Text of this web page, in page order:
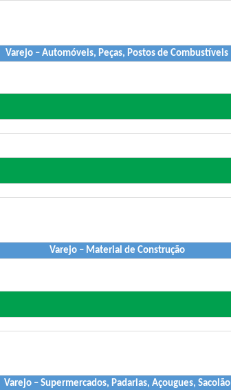
Varejo – Automóveis, Peças, Postos de Combustíveis
Varejo – Material de Construção
Varejo – Supermercados, Padarias, Açougues, Sacolão